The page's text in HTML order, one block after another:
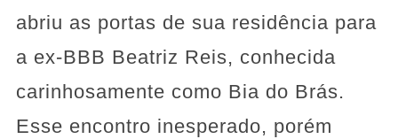
abriu as portas de sua residência para
a ex-BBB Beatriz Reis, conhecida
carinhosamente como Bia do Brás.
Esse encontro inesperado, porém